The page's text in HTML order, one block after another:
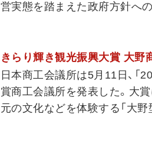
営実態を踏まえた政府方針へ
きらり輝き観光振興大賞 大野
日本商工会議所は5月11日、「
賞商工会議所を発表した。大
元の文化などを体験する「大